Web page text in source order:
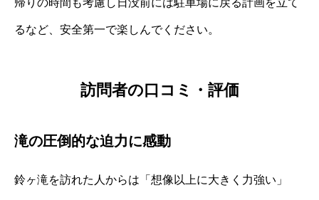
帰りの時間も考慮し日没前には駐車場に戻る計画を立て
るなど、安全第一で楽しんでください。
訪問者の口コミ・評価
滝の圧倒的な迫力に感動
鈴ヶ滝を訪れた人からは「想像以上に大きく力強い」